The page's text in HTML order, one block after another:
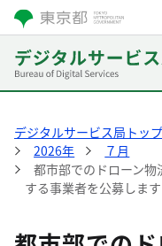
デジタルサービス局トップ
2026年
７月
都市部でのドローン
する事業者を公募します